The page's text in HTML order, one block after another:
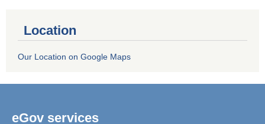
Location
Our Location on Google Maps
eGov services